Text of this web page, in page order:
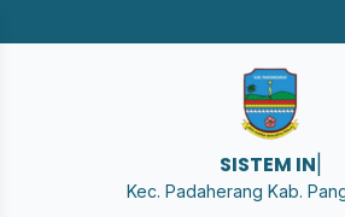
SISTEM
Kec. Padaherang Kab.